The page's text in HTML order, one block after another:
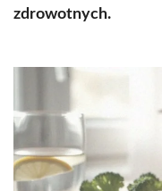
zdrowotnych.